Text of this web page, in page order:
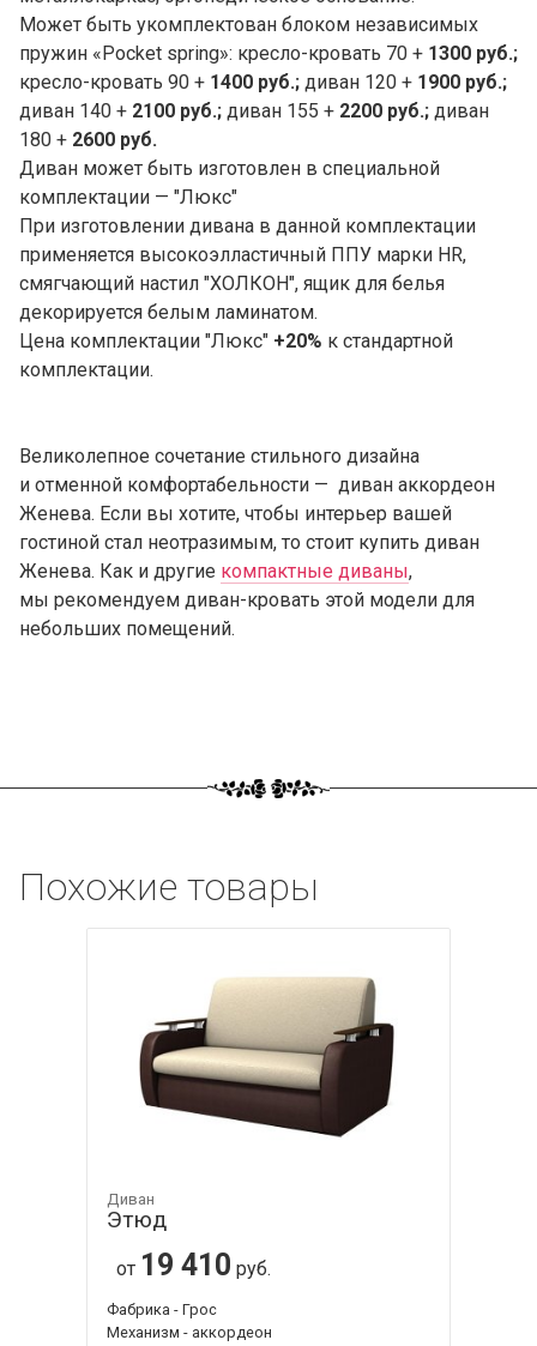
Может быть укомплектован блоком независимых
пружин «Pocket spring»: кресло-кровать 70 + 1300 руб.;
кресло-кровать 90 + 1400 руб.; диван 120 + 1900 руб.;
диван 140 + 2100 руб.; диван 155 + 2200 руб.; диван
180 + 2600 руб.
Диван может быть изготовлен в специальной
комплектации — "Люкс"
При изготовлении дивана в данной комплектации
применяется высокоэлластичный ППУ марки HR,
смягчающий настил "ХОЛКОН", ящик для белья
декорируется белым ламинатом.
Цена комплектации "Люкс" +20% к стандартной
комплектации.
Великолепное сочетание стильного дизайна
и отменной комфортабельности — диван аккордеон
Женева. Если вы хотите, чтобы интерьер вашей
гостиной стал неотразимым, то стоит купить диван
Женева. Как и другие компактные диваны,
мы рекомендуем диван-кровать этой модели для
небольших помещений.
Похожие товары
Диван
Этюд
от 19 410 руб.
Фабрика - Грос
Механизм - аккордеон